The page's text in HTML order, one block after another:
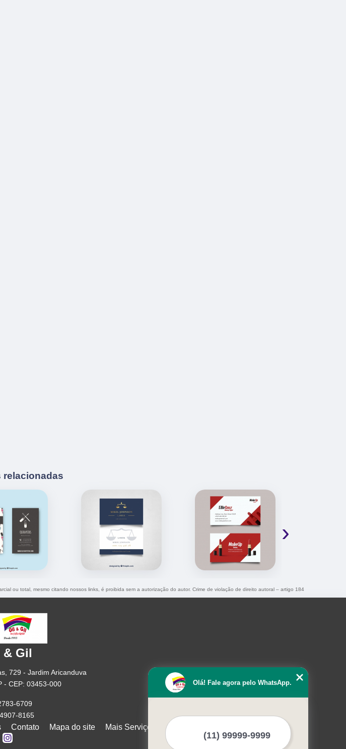
relacionadas
›
ou total, mesmo citando nossos links, é proibida sem a autorização do autor. Crime de violação de direito autoral – artigo 184
& Gil
729 - Jardim Aricanduva
- CEP: 03453-000
6709
8165
Contato Mapa do site Mais Serviços
Olá! Fale agora pelo WhatsApp.